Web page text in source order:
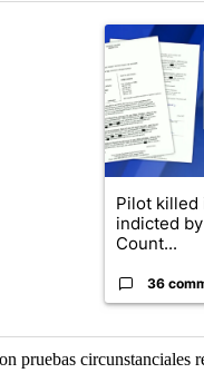
articles in the
A trending
Pilot killed
indicted
Count...
36
pruebas circunstanciales